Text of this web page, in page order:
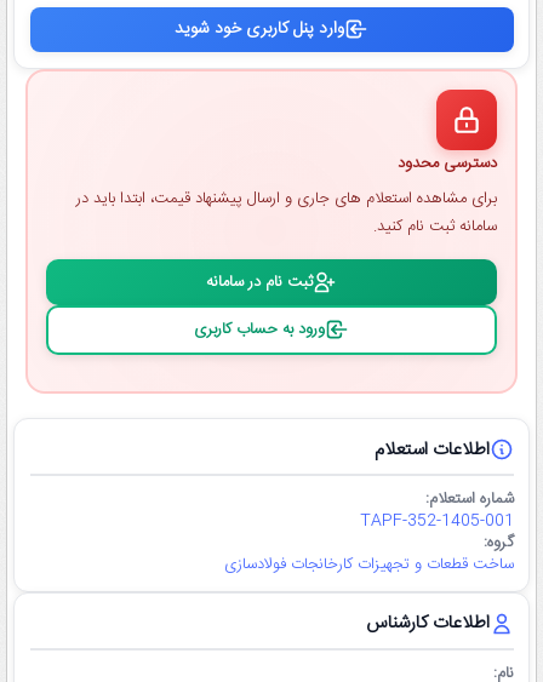
اطلاعات استعلام
شماره استعلام:
TAPF-352-1405-001
گروه:
ساخت قطعات و تجهیزات کارخانجات فولادسازی
اطلاعات کارشناس
نام:
وارد پنل کاربری خود شوید
دسترسی محدود
برای مشاهده استعلام ‌های جاری و ارسال پیشنهاد قیمت، ابتدا باید در
سامانه ثبت ‌نام کنید.
ثبت ‌نام در سامانه
ورود به حساب کاربری